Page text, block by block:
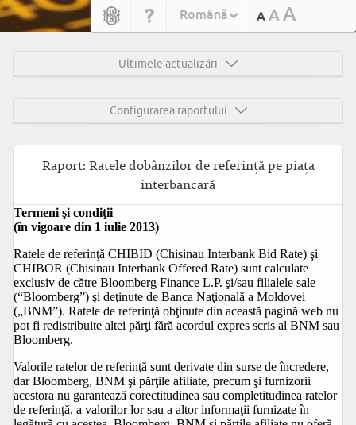
Română A AA
Ultimele actualizări
Configurarea raportului
Raport: Ratele dobânzilor de referință pe piața
interbancară